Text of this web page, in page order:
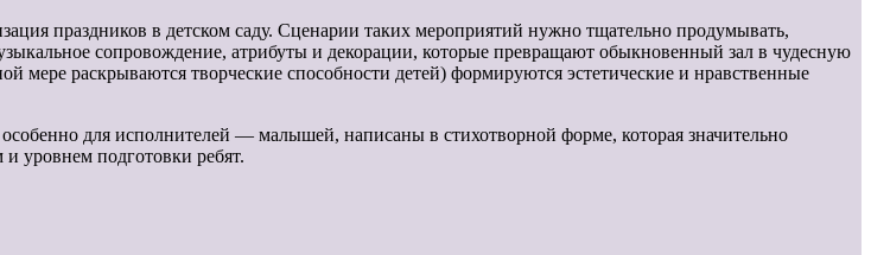
праздников в детском саду. Сценарии таких мероприятий нужно тщательно продумывать,
сопровождение, атрибуты и декорации, которые превращают обыкновенный зал в чудесную
мере раскрываются творческие способности детей) формируются эстетические и нравственные
для исполнителей — малышей, написаны в стихотворной форме, которая значительно
уровнем подготовки ребят.